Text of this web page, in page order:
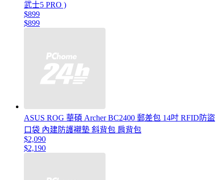
武士5 PRO )
$899
$899
ASUS ROG 華碩 Archer BC2400 郵差包 14吋 RFID防盜
口袋 內建防護襯墊 斜背包 肩背包
$2,090
$2,190